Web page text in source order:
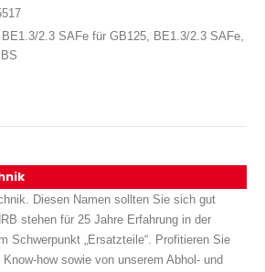
2.3 SAFe für GB125, BE1.3/2.3 SAFe,
Diesen Namen sollten Sie sich gut
stehen für 25 Jahre Erfahrung in der
Schwerpunkt „Ersatzteile“. Profitieren Sie
how sowie von unserem Abhol- und